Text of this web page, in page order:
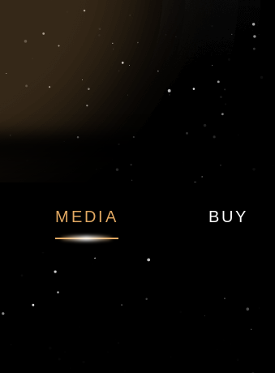
MEDIA BUY